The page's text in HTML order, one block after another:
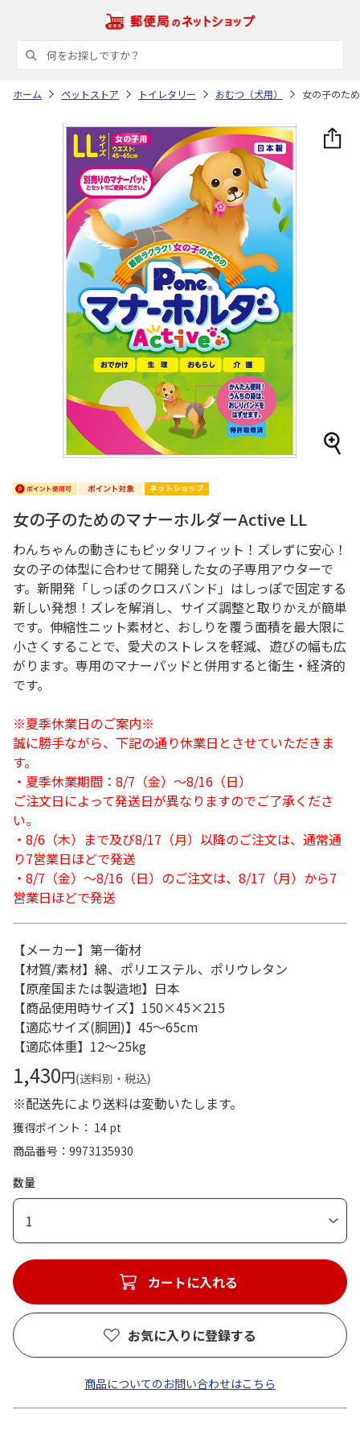
ホーム ペットストア トイレタリー おむつ（犬用） 女の子のた
女の子のためのマナーホルダーActive LL
わんちゃんの動きにもピッタリフィット！ズレずに安心！
女の子の体型に合わせて開発した女の子専用アウターで
す。新開発「しっぽのクロスバンド」はしっぽで固定する
新しい発想！ズレを解消し、サイズ調整と取りかえが簡単
です。伸縮性ニット素材と、おしりを覆う面積を最大限に
小さくすることで、愛犬のストレスを軽減、遊びの幅も広
がります。専用のマナーパッドと併用すると衛生・経済的
です。
※夏季休業日のご案内※
誠に勝手ながら、下記の通り休業日とさせていただきま
す。
・夏季休業期間：8/7（金）～8/16（日）
ご注文日によって発送日が異なりますのでご了承くださ
い。
・8/6（木）まで及び8/17（月）以降のご注文は、通常通
り7営業日ほどで発送
・8/7（金）～8/16（日）のご注文は、8/17（月）から7
営業日ほどで発送
【メーカー】第一衛材
【材質/素材】綿、ポリエステル、ポリウレタン
【原産国または製造地】日本
【商品使用時サイズ】150×45×215
【適応サイズ(胴囲)】45～65cm
【適応体重】12～25kg
1,430円(送料別・税込)
※配送先により送料は変動いたします。
獲得ポイント： 14 pt
商品番号
9973135930
数量
1
カートに入れる
お気に入りに登録する
商品についてのお問い合わせはこちら